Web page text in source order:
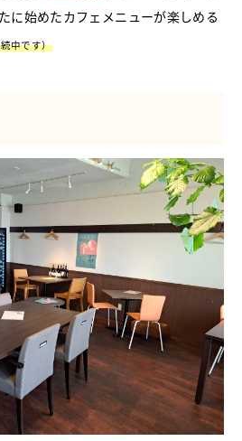
に始めたカフェメニューが楽しめる
中です）